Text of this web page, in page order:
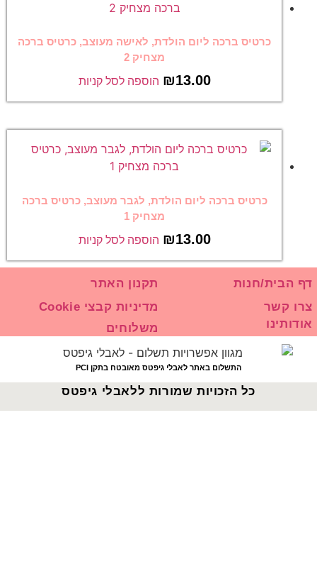
כרטיס ברכה ליום הולדת, לאישה מעוצב, כרטיס ברכה
מצחיק 2
₪13.00 הוספה לסל קניות
כרטיס ברכה ליום הולדת, לגבר מעוצב, כרטיס ברכה
מצחיק 1
₪13.00 הוספה לסל קניות
דף הבית/חנות
צרו קשר
תקנון האתר
מדיניות קבצי Cookie
אודותינו
משלוחים
התשלום באתר לאבלי גיפטס מאובטח בתקן PCI
כל הזכויות שמורות ללאבלי גיפטס